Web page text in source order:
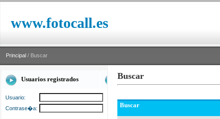
www.fotocall.es
Principal / Buscar
Usuarios registrados
Usuario:
Contrase�a:
Buscar
Buscar